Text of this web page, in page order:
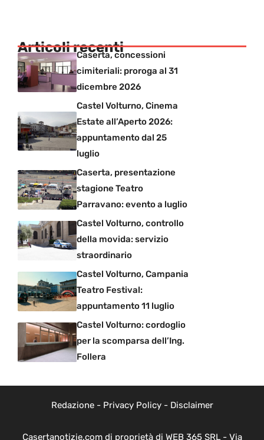
Articoli recenti
Caserta, concessioni
cimiteriali: proroga al 31
dicembre 2026
Castel Volturno, Cinema
Estate all’Aperto 2026:
appuntamento dal 25
luglio
Caserta, presentazione
stagione Teatro
Parravano: evento a luglio
Castel Volturno, controllo
della movida: servizio
straordinario
Castel Volturno, Campania
Teatro Festival:
appuntamento 11 luglio
Castel Volturno: cordoglio
per la scomparsa dell’Ing.
Follera
Redazione- Privacy Policy- Disclaimer
Casertanotizie.com di proprietà di WEB 365 SRL - Via